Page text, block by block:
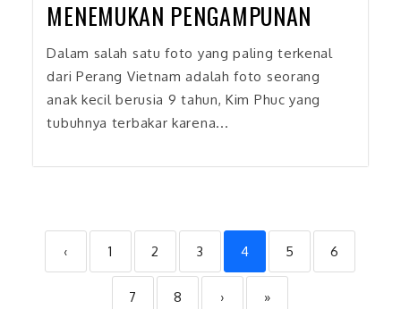
MENEMUKAN PENGAMPUNAN
Dalam salah satu foto yang paling terkenal
dari Perang Vietnam adalah foto seorang
anak kecil berusia 9 tahun, Kim Phuc yang
tubuhnya terbakar karena...
‹ 1 2 3 4 5 6
7 8 › »